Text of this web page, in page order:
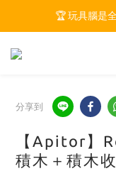
🏆 玩具腦是
🏆 玩具腦是
🍎
分享到
【Apitor】
積木＋積木